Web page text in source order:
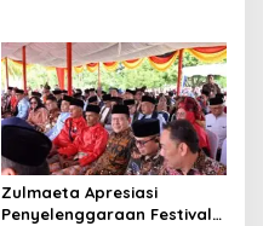
Zulmaeta Apresiasi
Penyelenggaraan Festival